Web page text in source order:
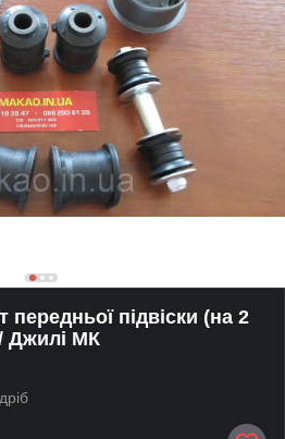
підвіски (на 2
Джилі МК